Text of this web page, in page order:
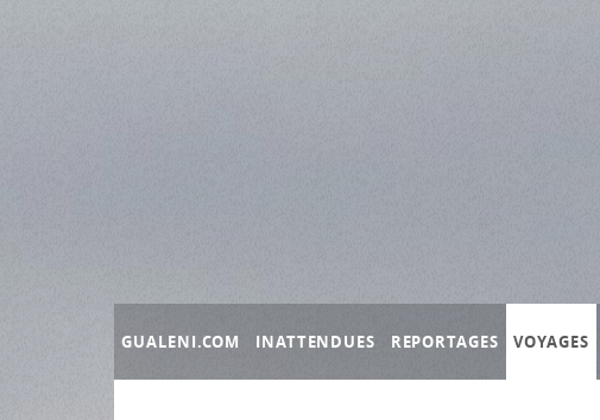
GUALENI.COM INATTENDUES REPORTAGES VOYAGES